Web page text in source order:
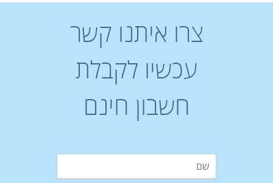
צרו איתנו קשר
עכשיו לקבלת
חשבון חינם